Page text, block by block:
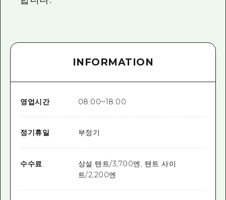
INFORMATION
영업시간 08:00~18:00
정기휴일 부정기
수수료
상설 텐트/3,700엔, 텐트 사이
트/2,200엔